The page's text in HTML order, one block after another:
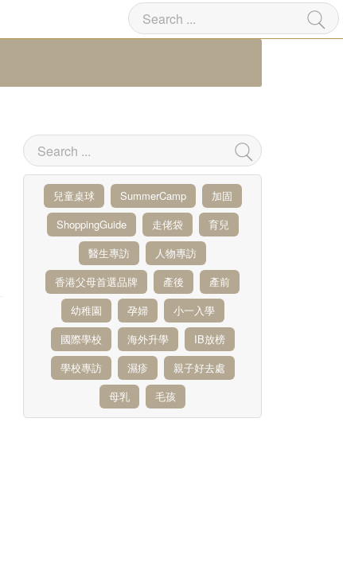
兒童桌球 SummerCamp
加固
ShoppingGuide
走佬袋
育兒
醫生專訪
人物專訪
香港父母首選品牌
產後
產前
幼稚園
孕婦
小一入學
國際學校
海外升學
IB放榜
學校專訪
濕疹
親子好去處
母乳
毛孩